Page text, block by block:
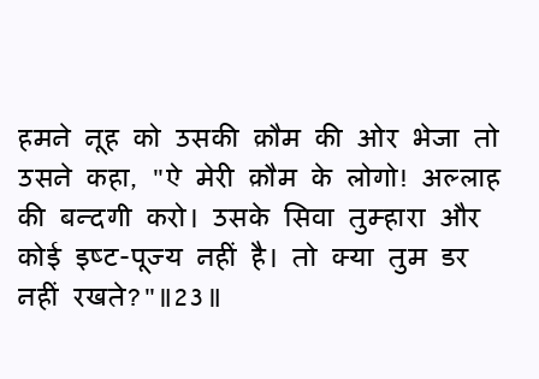
हमने नूह को उसकी क़ौम की ओर भेजा तो
उसने कहा, "ऐ मेरी क़ौम के लोगो! अल्लाह
की बन्दगी करो। उसके सिवा तुम्हारा और
कोई इष्‍ट-पूज्य नहीं है। तो क्या तुम डर
नहीं रखते?"॥23॥